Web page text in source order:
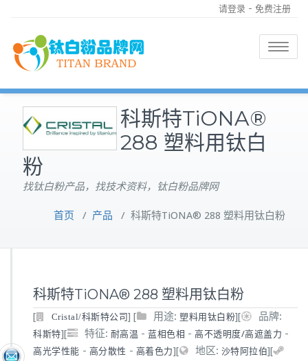
请登录 - 免费注册
Toggle
科斯特TiONA®
288 塑料用钛白
粉
找钛白粉产品，找技术资料，钛白粉品牌网
首页 / 产品 / 科斯特TiONA® 288 塑料用钛白粉
科斯特TiONA® 288 塑料用钛白粉
[ Cristal/科斯特公司] [ 用途: 塑料用钛白粉][ 品牌:
科斯特][ 特征: 耐高温 - 蓝相色相 - 高不透明度/高遮盖力 -
高光学性能 - 高分散性 - 高着色力][ 地区: 沙特阿拉伯][